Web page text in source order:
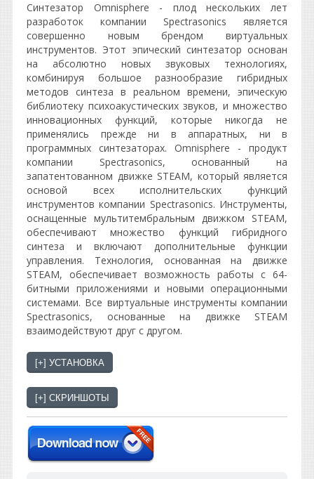
Синтезатор Omnisphere - плод нескольких лет
разработок компании Spectrasonics является
совершенно новым брендом виртуальных
инструментов. Этот эпический синтезатор основан
на абсолютно новых звуковых технологиях,
комбинируя большое разнообразие гибридных
методов синтеза в реальном времени, эпическую
библиотеку психоакустических звуков, и множество
инновационных функций, которые никогда не
применялись прежде ни в аппаратных, ни в
программных синтезаторах. Omnisphere - продукт
компании Spectrasonics, основанный на
запатентованном движке STEAM, который является
основой всех исполнительских функций
инструментов компании Spectrasonics. Инструменты,
оснащенные мультитембральным движком STEAM,
обеспечивают множество функций гибридного
синтеза и включают дополнительные функции
управления. Технология, основанная на движке
STEAM, обеспечивает возможность работы с 64-
битными приложениями и новыми операционными
системами. Все виртуальные инструменты компании
Spectrasonics, основанные на движке STEAM
взаимодействуют друг с другом.